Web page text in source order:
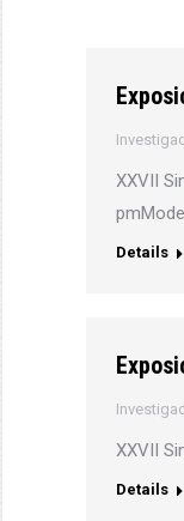
XXVII
Details
XXVII
Details